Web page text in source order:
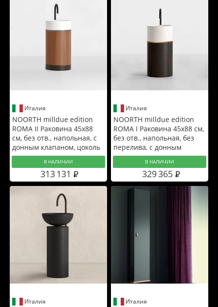
Италия
NOORTH milldue edition
ROMA II Раковина 45х88
см, без отв., напольная, с
донным клапаном, цоколь
Noce Canaletto, вставка:
Platino, цвет: белый
матовый
В НАЛИЧИИ
313 131
Италия
NOORTH milldue edition
ROMA I Раковина 45х88 см,
без отв., напольная, без
перелива, с донным
клапаном, цоколь Rovere
nero, цвет: золото / белый
матовый
В НАЛИЧИИ
329 365
Италия Италия